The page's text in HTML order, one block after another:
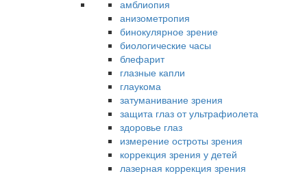
амблиопия
анизометропия
бинокулярное зрение
биологические часы
блефарит
глазные капли
глаукома
затуманивание зрения
защита глаз от ультрафиолета
здоровье глаз
измерение остроты зрения
коррекция зрения у детей
лазерная коррекция зрения